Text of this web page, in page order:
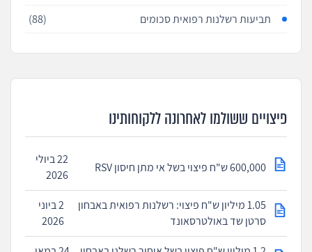
תביעות רשלנות רפואית סכומים
(88)
פיצויים ששולמו לאחרונה ללקוחותינו
600,000 ש"ח פיצוי בשל אי מתן חיסון RSV
22 ביולי
2026
1.05 מיליון ש"ח פיצוי: רשלנות רפואית באבחון
סרטן שד באולטרסאונד
2 ביוני
2026